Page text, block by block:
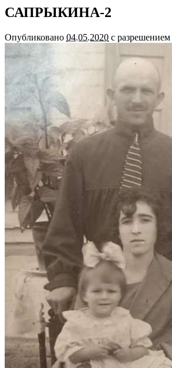
САПРЫКИНА-2
Опубликовано 04.05.2020 с разрешением